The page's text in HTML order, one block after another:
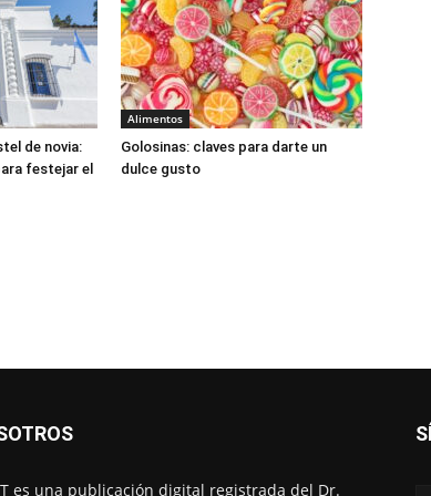
de novia:
festejar el
Alimentos
Golosinas: claves para darte un
dulce gusto
es una publicación digital registrada del Dr.